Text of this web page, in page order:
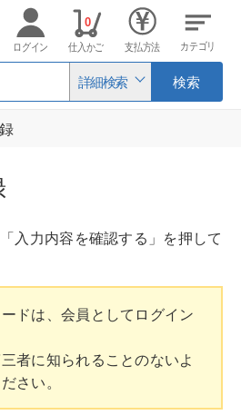
詳細検索 検索
ログイン 仕入かご
0
支払方法 カテゴリ
入力内容を確認する」を押して
ドは、会員としてログイン
者に知られることのないよ
さい。